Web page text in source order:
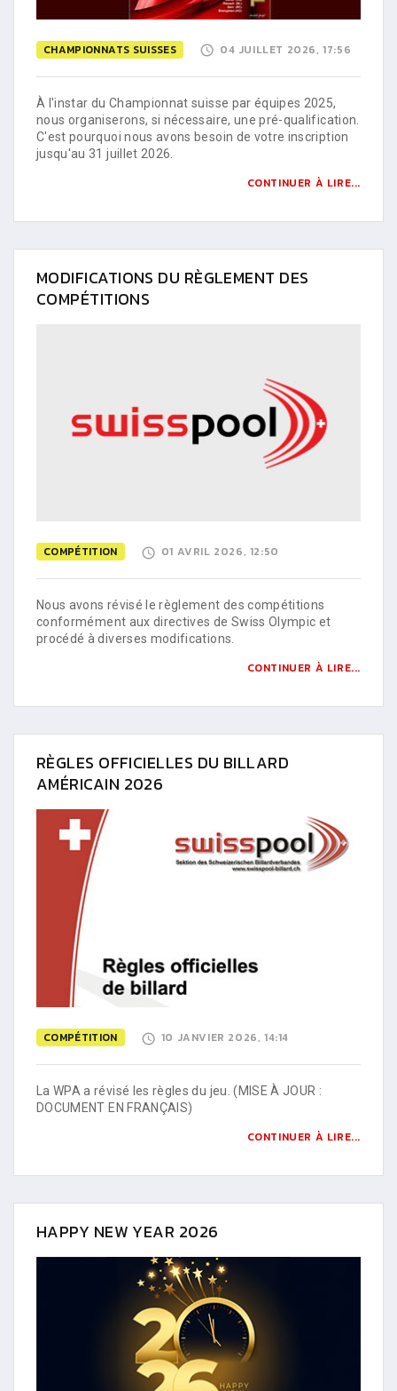
CHAMPIONNATS SUISSES 04 JUILLET 2026, 17:56
À l'instar du Championnat suisse par équipes 2025,
nous organiserons, si nécessaire, une pré-qualification.
C'est pourquoi nous avons besoin de votre inscription
jusqu'au 31 juillet 2026.
CONTINUER À LIRE...
MODIFICATIONS DU RÈGLEMENT DES
COMPÉTITIONS
COMPÉTITION 01 AVRIL 2026, 12:50
Nous avons révisé le règlement des compétitions
conformément aux directives de Swiss Olympic et
procédé à diverses modifications.
CONTINUER À LIRE...
RÈGLES OFFICIELLES DU BILLARD
AMÉRICAIN 2026
COMPÉTITION 10 JANVIER 2026, 14:14
La WPA a révisé les règles du jeu. (MISE À JOUR :
DOCUMENT EN FRANÇAIS)
CONTINUER À LIRE...
HAPPY NEW YEAR 2026